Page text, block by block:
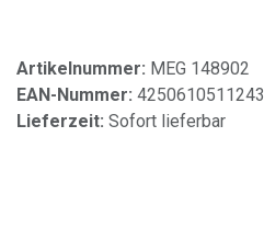
Artikelnummer: MEG 148902
EAN-Nummer: 4250610511243
Lieferzeit: Sofort lieferbar